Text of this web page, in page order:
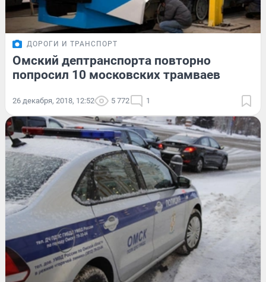
ДОРОГИ И ТРАНСПОРТ
Омский дептранспорта повторно
попросил 10 московских трамваев
26 декабря, 2018, 12:52 5 772 1